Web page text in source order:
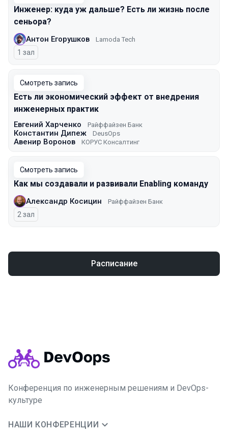
Инженер: куда уж дальше? Есть ли жизнь после
сеньора?
Антон Егорушков Lamoda Tech
1 зал
Смотреть запись
Есть ли экономический эффект от внедрения
инженерных практик
Евгений Харченко Райффайзен Банк
Константин Дипеж DeusOps
Авенир Воронов КОРУС Консалтинг
Смотреть запись
Как мы создавали и развивали Enabling команду
Александр Косицин Райффайзен Банк
2 зал
Расписание
Конференция по инженерным решениям и DevOps-
культуре
НАШИ КОНФЕРЕНЦИИ